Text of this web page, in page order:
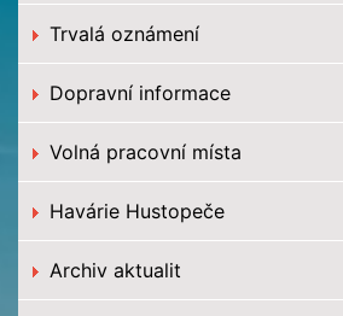
Trvalá oznámení
Dopravní informace
Volná pracovní místa
Havárie Hustopeče
Archiv aktualit